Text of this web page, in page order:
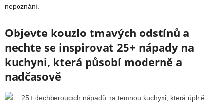
nepoznání.
Objevte kouzlo tmavých odstínů a
nechte se inspirovat 25+ nápady na
kuchyni, která působí moderně a
nadčasově